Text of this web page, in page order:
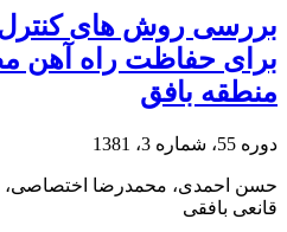
بررسی روش های
برای حفاظت راه آهن
منطقه بافق
دوره 55، شماره 3، 1381
حسن احمدی، محمدرضا اختصاصی،
قانعی بافقی